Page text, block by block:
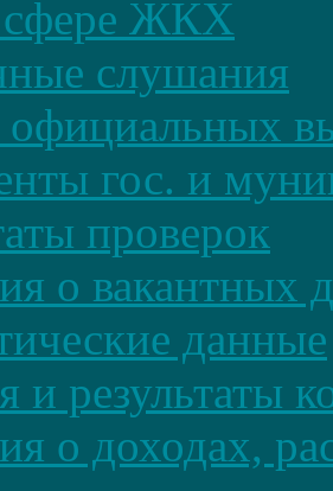
ЖКХ
слушания
официальных
гос. и
проверок
о вакантных
данные
и результаты
о доходах,